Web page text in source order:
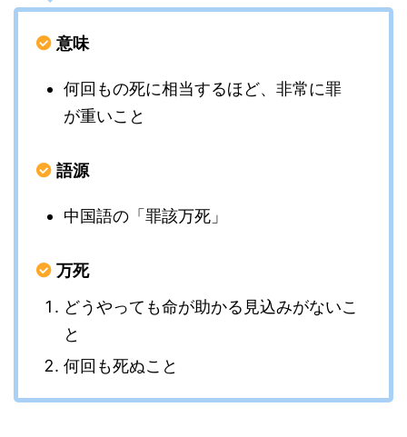
意味
何回もの死に相当するほど、非常に罪
が重いこと
語源
中国語の「罪該万死」
万死
どうやっても命が助かる見込みがないこ
と
何回も死ぬこと